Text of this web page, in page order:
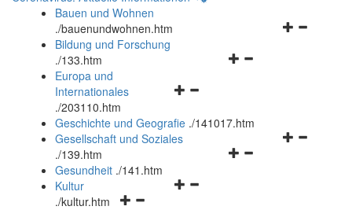
Bauen und Wohnen
./bauenundwohnen.htm
Navigationsmenü
Bildung und Forschung
./133.htm
Navigationsmenü
und
schließen
Europa und
Internationales
./203110.htm
Geschichte und Geografie ./141017.htm
Navigationsmenü
Gesellschaft und Soziales
./139.htm
Navigationsmenü
Gesundheit ./141.htm
Navigationsmenü
Kultur
./kultur.htm